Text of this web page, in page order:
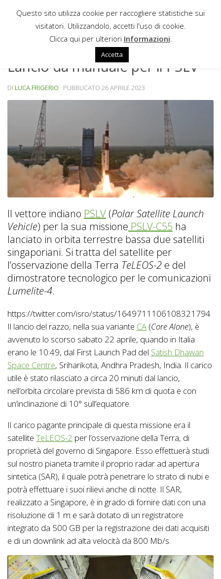
Sotto il contenuto
Lancio da manuale per il PSLV
DI LUCA FRIGERIO · PUBBLICATO 26 APRILE 2023
Il vettore indiano PSLV (Polar Satellite Launch
Vehicle) per la sua missione PSLV-C55 ha
lanciato in orbita terrestre bassa due satelliti
singaporiani. Si tratta del satellite per
l’osservazione della Terra TeLEOS-2 e del
dimostratore tecnologico per le comunicazioni
Lumelite-4.
https://twitter.com/isro/status/1649711106108321794
Il lancio del razzo, nella sua variante CA (Core Alone), è
avvenuto lo scorso sabato 22 aprile, quando in Italia
erano le 10:49, dal First Launch Pad del Satish Dhawan
Space Centre, Sriharikota, Andhra Pradesh, India. Il carico
utile è stato rilasciato a circa 20 minuti dal lancio,
nell’orbita circolare prevista di 586 km di quota e con
un’inclinazione di 10° sull’equatore.
Il carico pagante principale di questa missione era il
satellite TeLEOS-2 per l’osservazione della Terra, di
proprietà del governo di Singapore. Esso effettuerà studi
sul nostro pianeta tramite il proprio radar ad apertura
sintetica (SAR), il quale potrà penetrare lo strato di nubi e
potrà effettuare i suoi rilievi anche di notte. Il SAR,
realizzato a Singapore, è in grado di fornire dati con una
risoluzione di 1 m e sarà dotato di un registratore
integrato da 500 GB per la registrazione dei dati acquisiti
e di un downlink ad alta velocità da 800 Mb/s.
Questo sito utilizza cookie per raccogliere statistiche sui
visitatori. Utilizzandolo, accetti l'uso di cookie.
Clicca qui per ulteriori Informazioni
Accetta